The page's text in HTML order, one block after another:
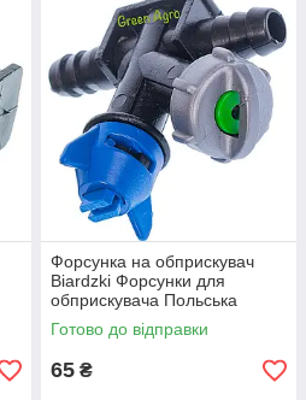
Форсунка на обприскувач
Biardzki Форсунки для
обприскувача Польська
форсунка на обприскувач
Готово до відправки
65 ₴